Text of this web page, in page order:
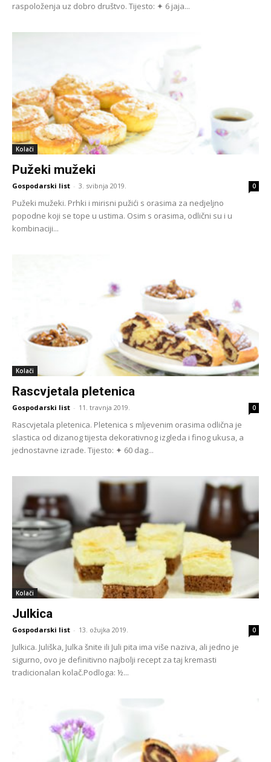
raspoloženja uz dobro društvo. Tijesto: ✦ 6 jaja...
Kolači
Pužeki mužeki
Gospodarski list - 3. svibnja 2019. 0
Pužeki mužeki. Prhki i mirisni pužići s orasima za nedjeljno
popodne koji se tope u ustima. Osim s orasima, odlični su i u
kombinaciji...
Kolači
Rascvjetala pletenica
Gospodarski list - 11. travnja 2019. 0
Rascvjetala pletenica. Pletenica s mljevenim orasima odlična je
slastica od dizanog tijesta dekorativnog izgleda i finog ukusa, a
jednostavne izrade. Tijesto: ✦ 60 dag...
Kolači
Julkica
Gospodarski list - 13. ožujka 2019. 0
Julkica. Juliška, Julka šnite ili Juli pita ima više naziva, ali jedno je
sigurno, ovo je definitivno najbolji recept za taj kremasti
tradicionalan kolač.Podloga: ½...